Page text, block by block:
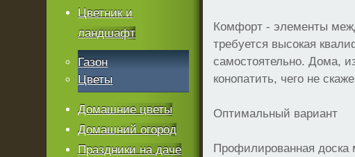
Комфорт - элементы
требуется высокая
самостоятельно. Дома,
конопатить, чего не
Оптимальный вариант
Профилированная доска
Цветник и
ландшафт
Газон
Цветы
Домашние цветы
Домашний огород
Праздники на даче